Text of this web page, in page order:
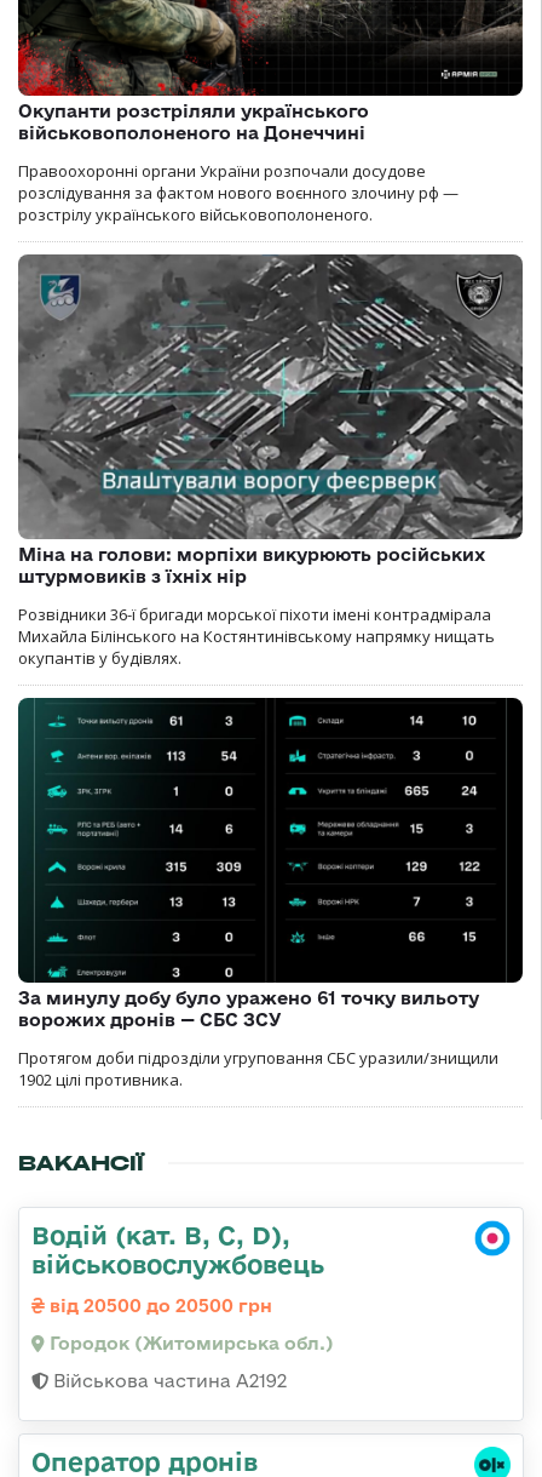
Окупанти розстріляли українського
військовополоненого на Донеччині
Правоохоронні органи України розпочали досудове
розслідування за фактом нового воєнного злочину рф —
розстрілу українського військовополоненого.
Міна на голови: морпіхи викурюють російських
штурмовиків з їхніх нір
Розвідники 36-ї бригади морської піхоти імені контрадмірала
Михайла Білінського на Костянтинівському напрямку нищать
окупантів у будівлях.
За минулу добу було уражено 61 точку вильоту
ворожих дронів — СБС ЗСУ
Протягом доби підрозділи угруповання СБС уразили/знищили
1902 цілі противника.
ВАКАНСІЇ
Водій (кат. B, C, D),
військовослужбовець
від 20500 до 20500 грн
Городок (Житомирська обл.)
Військова частина А2192
Оператор дронів